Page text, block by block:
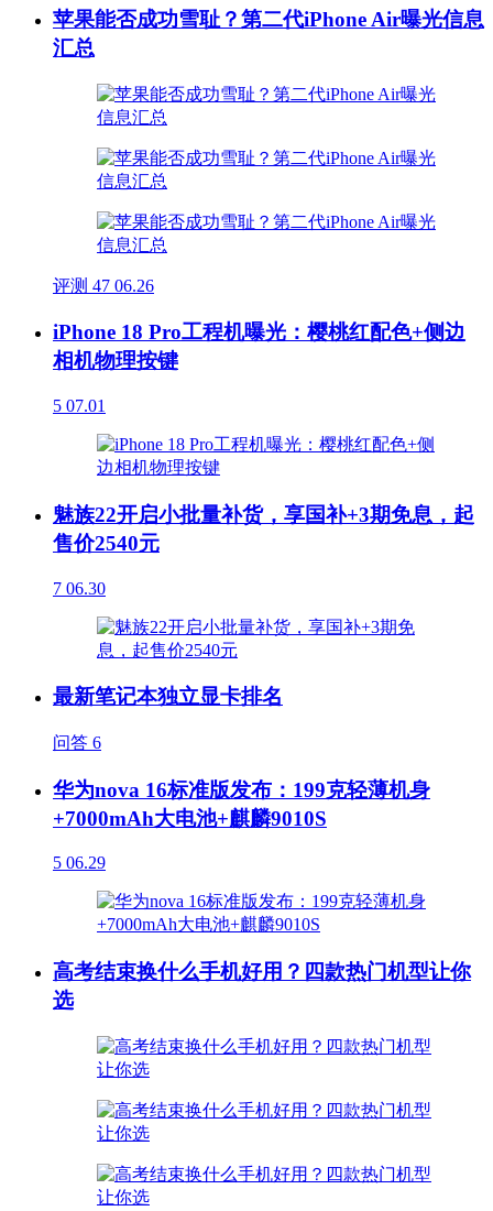
苹果能否成功雪耻？第二代iPhone Air曝光信息
汇总
评测 47 06.26
iPhone 18 Pro工程机曝光：樱桃红配色+侧边
相机物理按键
5 07.01
魅族22开启小批量补货，享国补+3期免息，起
售价2540元
7 06.30
最新笔记本独立显卡排名
问答 6
华为nova 16标准版发布：199克轻薄机身
+7000mAh大电池+麒麟9010S
5 06.29
高考结束换什么手机好用？四款热门机型让你
选